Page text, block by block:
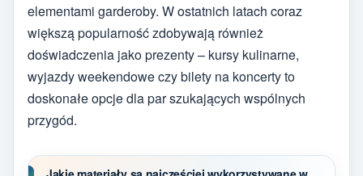
elementami garderoby. W ostatnich latach coraz
większą popularność zdobywają również
doświadczenia jako prezenty – kursy kulinarne,
wyjazdy weekendowe czy bilety na koncerty to
doskonałe opcje dla par szukających wspólnych
przygód.